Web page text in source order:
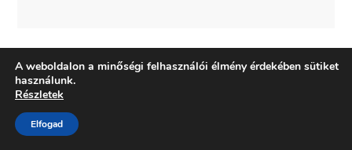
Dizájn:
A weboldalon a minőségi felhasználói élmény érdekében sütiket
használunk.
Részletek
Elfogad